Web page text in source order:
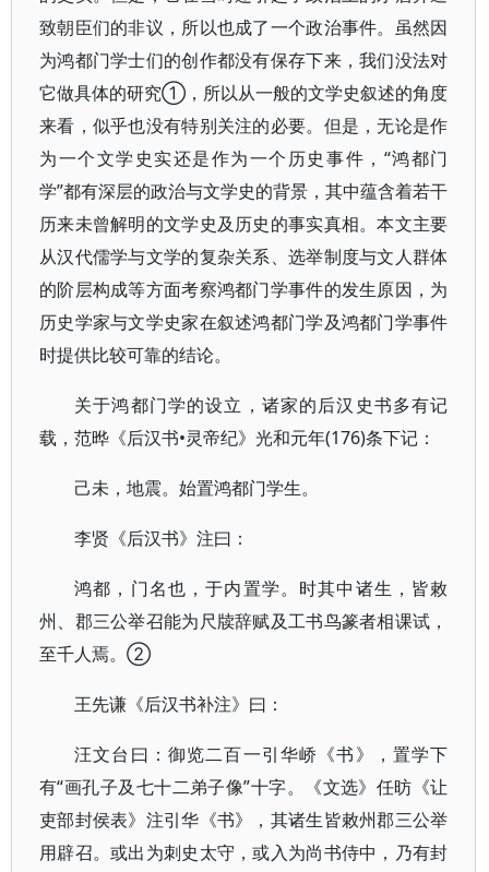
致朝臣们的非议，所以也成了一个政治事件。虽然因
为鸿都门学士们的创作都没有保存下来，我们没法对
它做具体的研究①，所以从一般的文学史叙述的角度
来看，似乎也没有特别关注的必要。但是，无论是作
为一个文学史实还是作为一个历史事件，“鸿都门
学”都有深层的政治与文学史的背景，其中蕴含着若干
历来未曾解明的文学史及历史的事实真相。本文主要
从汉代儒学与文学的复杂关系、选举制度与文人群体
的阶层构成等方面考察鸿都门学事件的发生原因，为
历史学家与文学史家在叙述鸿都门学及鸿都门学事件
时提供比较可靠的结论。
关于鸿都门学的设立，诸家的后汉史书多有记
载，范晔《后汉书•灵帝纪》光和元年(176)条下记：
己未，地震。始置鸿都门学生。
李贤《后汉书》注曰：
鸿都，门名也，于内置学。时其中诸生，皆敕
州、郡三公举召能为尺牍辞赋及工书鸟篆者相课试，
至千人焉。②
王先谦《后汉书补注》曰：
汪文台曰：御览二百一引华峤《书》，置学下
有“画孔子及七十二弟子像”十字。《文选》任昉《让
吏部封侯表》注引华《书》，其诸生皆敕州郡三公举
用辟召。或出为刺史太守，或入为尚书侍中，乃有封